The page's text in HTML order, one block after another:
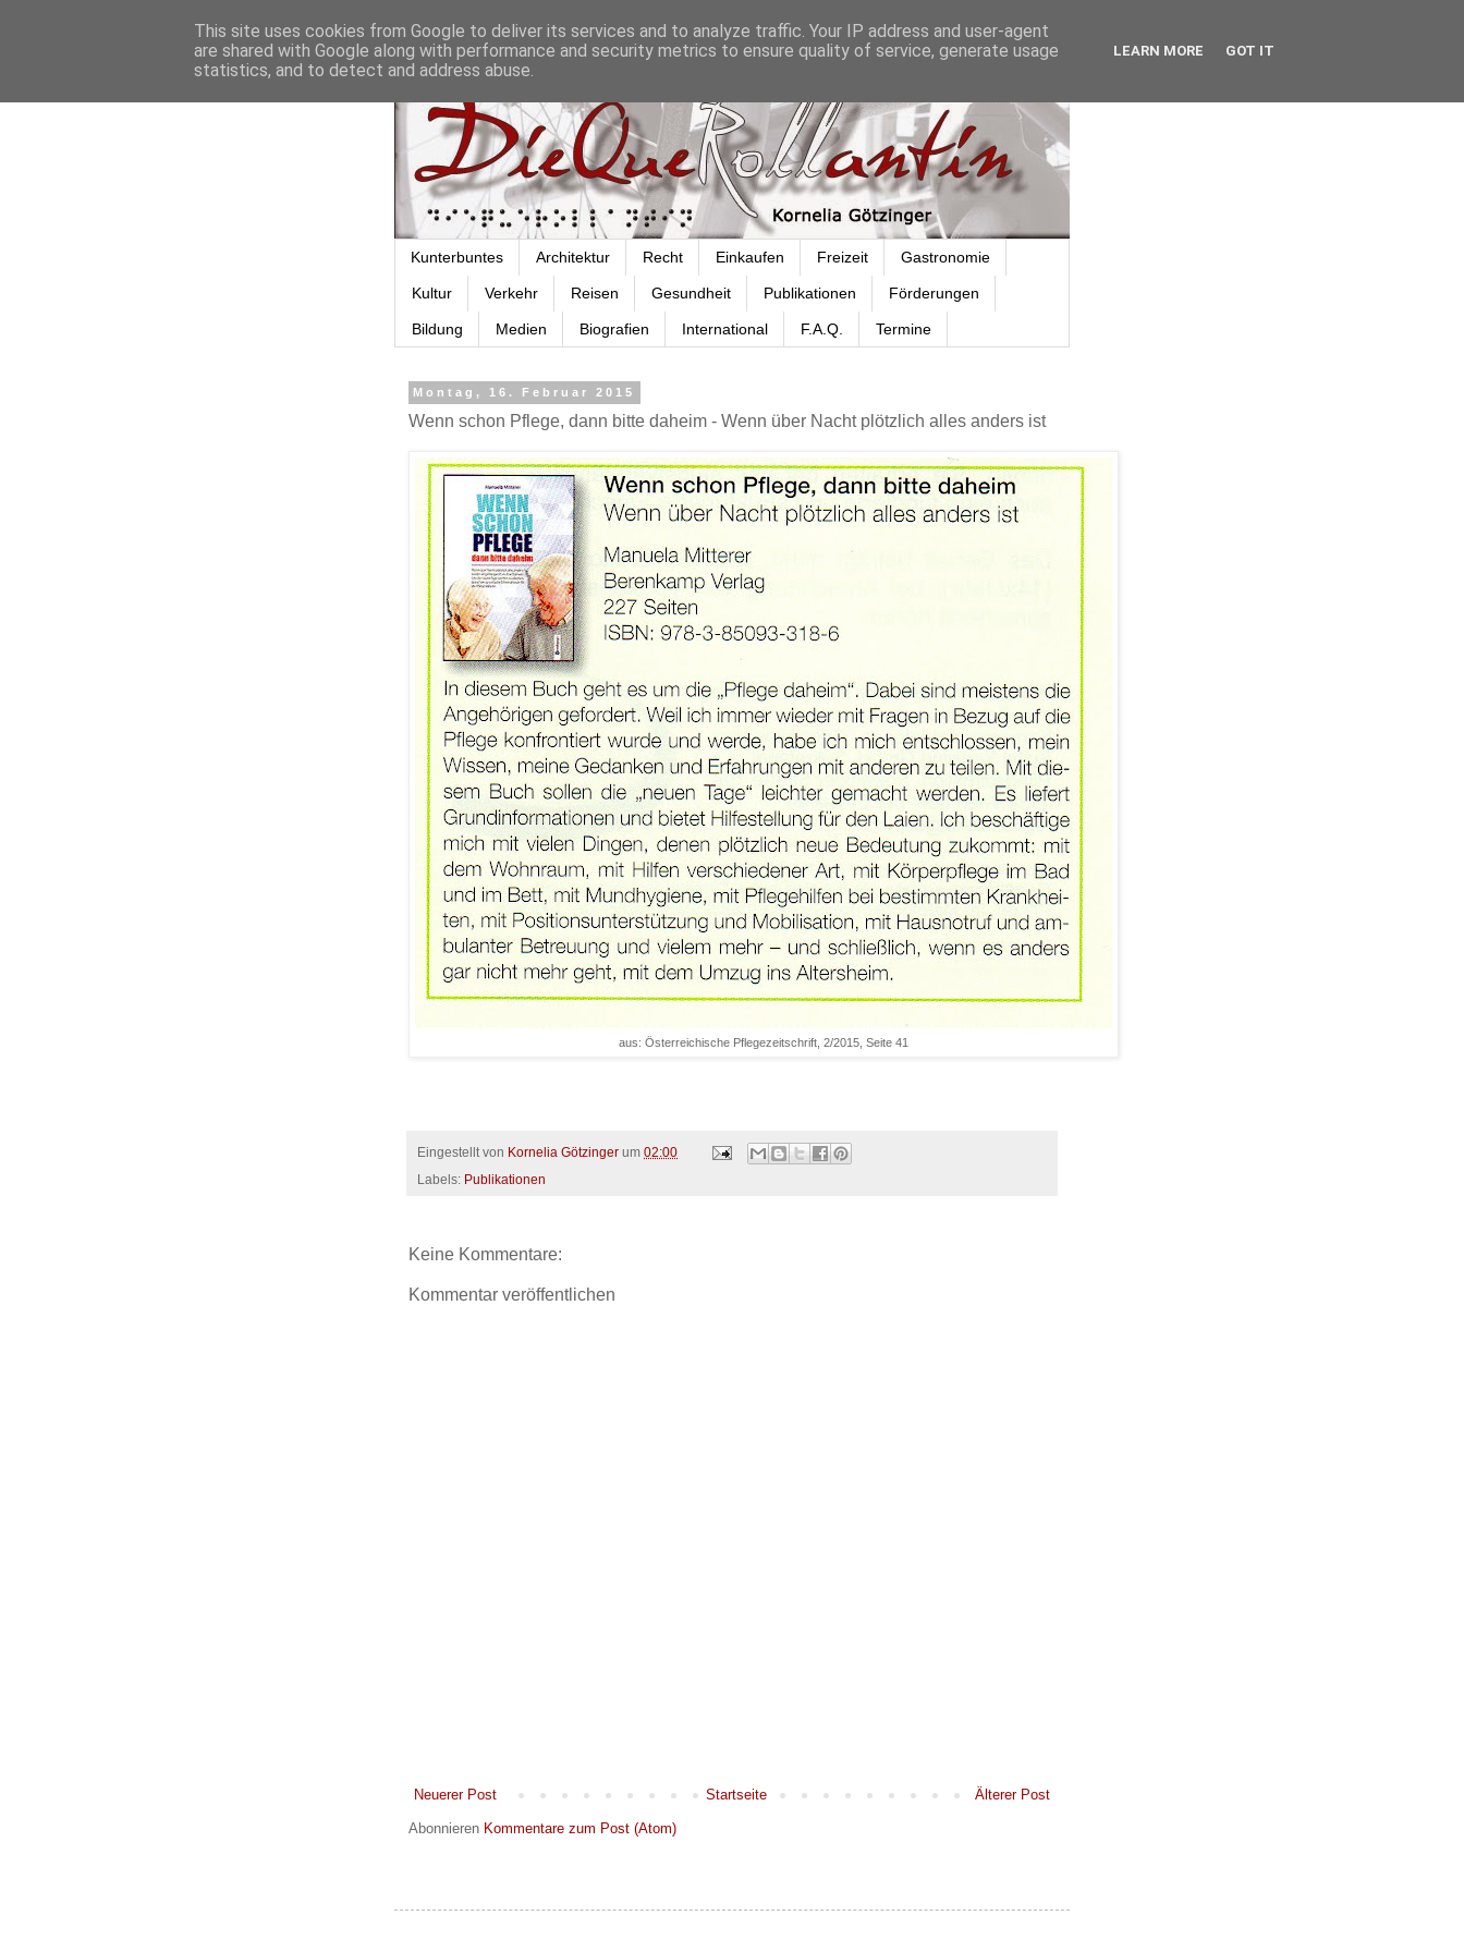
Kunterbuntes Architektur Recht Einkaufen Freizeit Gastronomie
Kultur Verkehr Reisen Gesundheit Publikationen Förderungen
Bildung Medien Biografien International F.A.Q. Termine
Montag, 16. Februar 2015
Wenn schon Pflege, dann bitte daheim - Wenn über Nacht plötzlich alles anders ist
aus: Österreichische Pflegezeitschrift, 2/2015, Seite 41
Eingestellt von Kornelia Götzinger um 02:00
Labels: Publikationen
Keine Kommentare:
Kommentar veröffentlichen
Neuerer Post Älterer Post
Startseite
Abonnieren Kommentare zum Post (Atom)
This site uses cookies from Google to deliver its services and to analyze traffic. Your IP address and user-agent
are shared with Google along with performance and security metrics to ensure quality of service, generate usage
statistics, and to detect and address abuse.
LEARN MORE GOT IT